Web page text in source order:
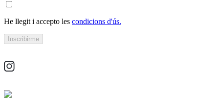
He llegit i accepto les condicions d'ús.